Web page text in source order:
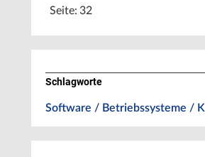
Seite: 32
Schlagworte
Software / Betriebssysteme / KI